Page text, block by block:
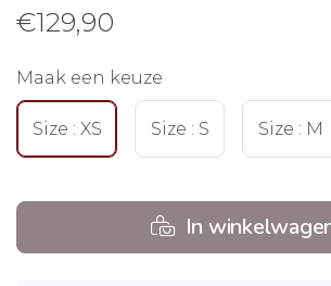
€129,90
Maak een keuze
Size : XS Size : S Size : M
In